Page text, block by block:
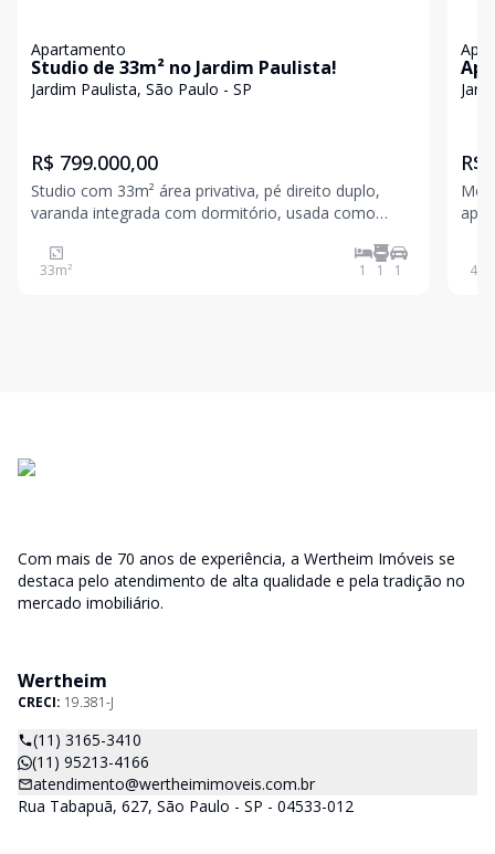
Apartamento
Studio de 33m² no Jardim Paulista!
Jardim Paulista, São Paulo - SP
R$ 799.000,00
Studio com 33m² área privativa, pé direito duplo,
varanda integrada com dormitório, usada como
cozinha e sala de TV. Possui móveis embutidos da
Idelli (banheiro, cozinha, quarto, sala e varanda), ar-
33m² 1 1 1
R$
43
Com mais de 70 anos de experiência, a Wertheim Imóveis se
destaca pelo atendimento de alta qualidade e pela tradição no
mercado imobiliário.
Wertheim
CRECI: 19.381-J
(11) 3165-3410
(11) 95213-4166
atendimento@wertheimimoveis.com.br
Rua Tabapuã, 627, São Paulo - SP - 04533-012